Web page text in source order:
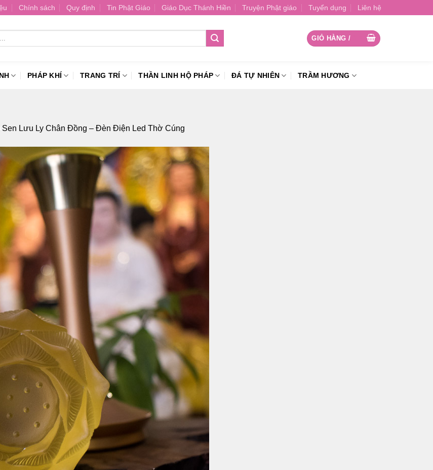
Chính sách Quy định Tin Phật Giáo Giáo Dục Thánh Hiền Truyện Phật giáo Tuyển dụng Liên hệ
GIỎ HÀNG /
PHÁP KHÍ TRANG TRÍ THẦN LINH HỘ PHÁP ĐÁ TỰ NHIÊN TRẦM HƯƠNG
Lưu Ly Chân Đồng – Đèn Điện Led Thờ Cúng